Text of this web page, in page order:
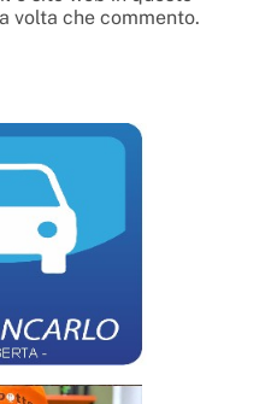
volta che commento.